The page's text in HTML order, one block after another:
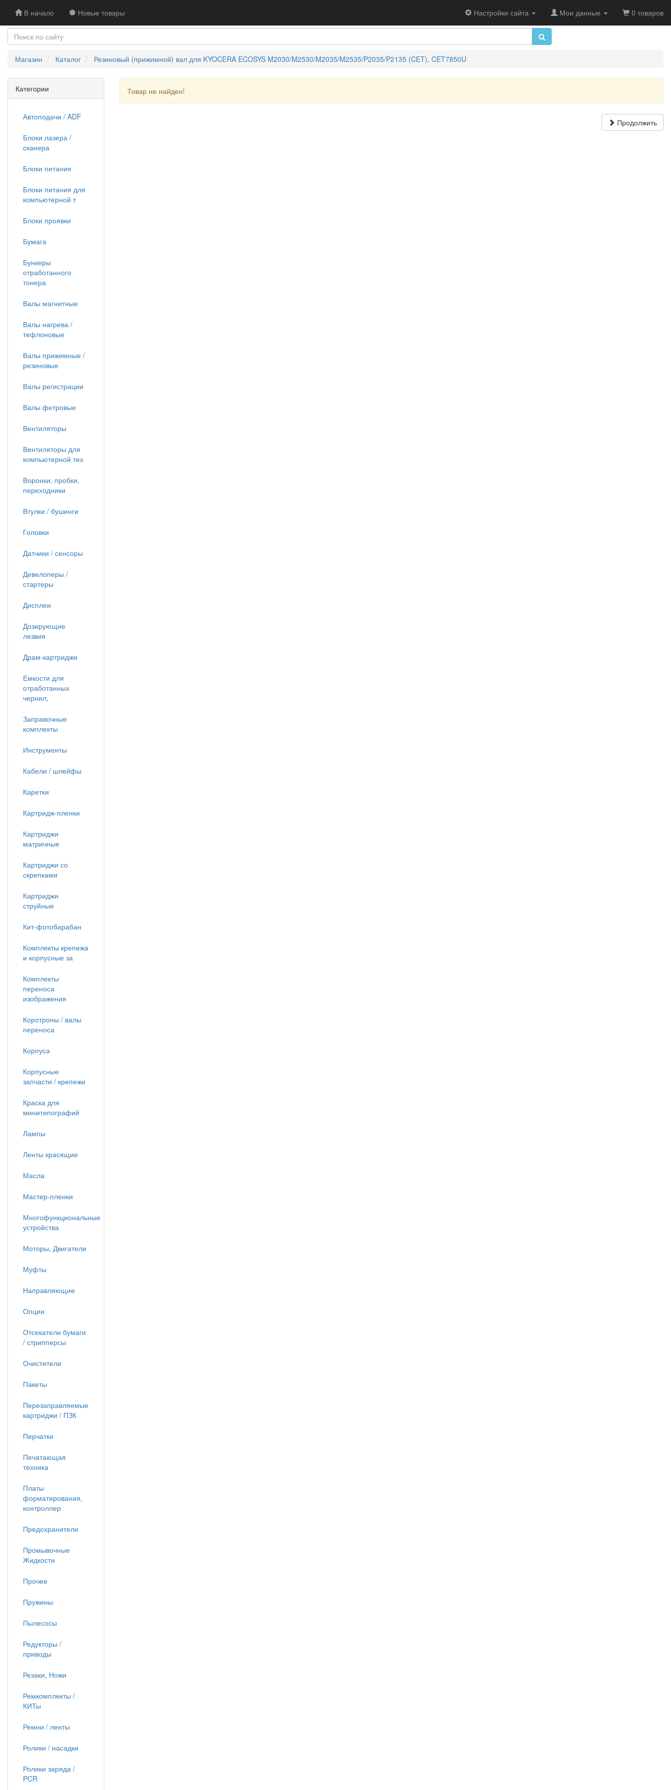
В начало Новые товары Настройки сайта Мои данные 0 товаров
Магазин Каталог Резиновый (прижимной) вал для KYOCERA ECOSYS M2030/M2530/M2035/M2535/P2035/P2135 (CET), CET7850U
Товар не найден!
Продолжить
Категории
Автоподачи / ADF
Блоки лазера /
сканера
Блоки питания
Блоки питания для
компьютерной т
Блоки проявки
Бумага
Бункеры
отработанного
тонера
Валы магнитные
Валы нагрева /
тефлоновые
Валы прижимные /
резиновые
Валы регистрации
Валы фетровые
Вентиляторы
Вентиляторы для
компьютерной тех
Воронки, пробки,
переходники
Втулки / бушинги
Головки
Датчики / сенсоры
Девелоперы /
стартеры
Дисплеи
Дозирующие
лезвия
Драм-картриджи
Емкости для
отработанных
чернил,
Заправочные
комплекты
Инструменты
Кабели / шлейфы
Каретки
Картридж-пленки
Картриджи
матричные
Картриджи со
скрепками
Картриджи
струйные
Кит-фотобарабан
Комплекты крепежа
и корпусные за
Комплекты
переноса
изображения
Коротроны / валы
переноса
Корпуса
Корпусные
запчасти / крепежи
Краска для
минитипографий
Лампы
Ленты красящие
Масла
Мастер-пленки
Многофункциональные
устройства
Моторы, Двигатели
Муфты
Направляющие
Опции
Отсекатели бумаги
/ стрипперсы
Очистители
Пакеты
Перезаправляемые
картриджи / ПЗК
Перчатки
Печатающая
техника
Платы
форматирования,
контроллер
Предохранители
Промывочные
Жидкости
Прочее
Пружины
Пылесосы
Редукторы /
приводы
Резаки, Ножи
Ремкомплекты /
КИТы
Ремни / ленты
Ролики / насадки
Ролики заряда /
PCR